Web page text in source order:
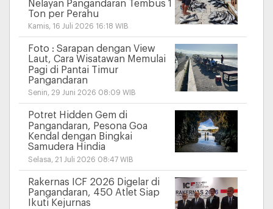
Nelayan Pangandaran Tembus 1
Ton per Perahu
Kamis, 16 Juli 2026 16:18 WIB
Foto : Sarapan dengan View
Laut, Cara Wisatawan Memulai
Pagi di Pantai Timur
Pangandaran
Senin, 29 Juni 2026 08:09 WIB
Potret Hidden Gem di
Pangandaran, Pesona Goa
Kendal dengan Bingkai
Samudera Hindia
Selasa, 21 Juli 2026 08:47 WIB
Rakernas ICF 2026 Digelar di
Pangandaran, 450 Atlet Siap
Ikuti Kejurnas